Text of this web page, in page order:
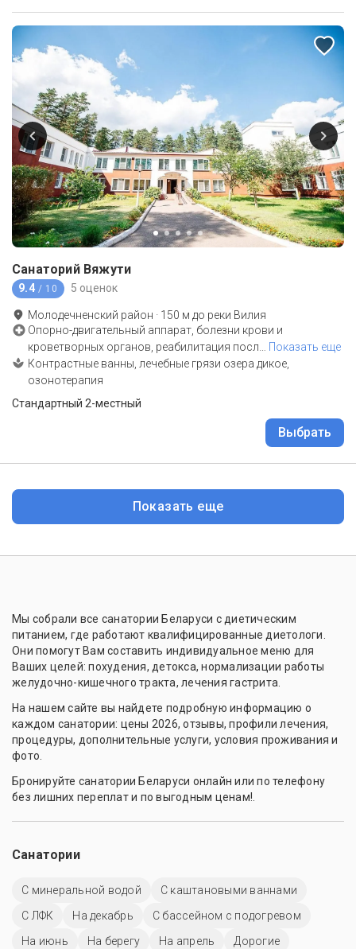
Санаторий Вяжути
9.4 / 10 5 оценок
Молодечненский район · 150 м до реки Вилия
Опорно-двигательный аппарат, болезни крови и
кроветворных органов, реабилитация посл
Показать еще
Контрастные ванны, лечебные грязи озера дикое,
озонотерапия
Стандартный 2-местный
Выбрать
Показать еще
Мы собрали все санатории Беларуси с диетическим
питанием, где работают квалифицированные диетологи.
Они помогут Вам составить индивидуальное меню для
Ваших целей: похудения, детокса, нормализации работы
желудочно-кишечного тракта, лечения гастрита.
На нашем сайте вы найдете подробную информацию о
каждом санатории: цены 2026, отзывы, профили лечения,
процедуры, дополнительные услуги, условия проживания и
фото.
Бронируйте санатории Беларуси онлайн или по телефону
без лишних переплат и по выгодным ценам!.
Санатории
С минеральной водой
С каштановыми ваннами
С ЛФК
На декабрь
С бассейном с подогревом
На июнь
На берегу На апрель
Дорогие